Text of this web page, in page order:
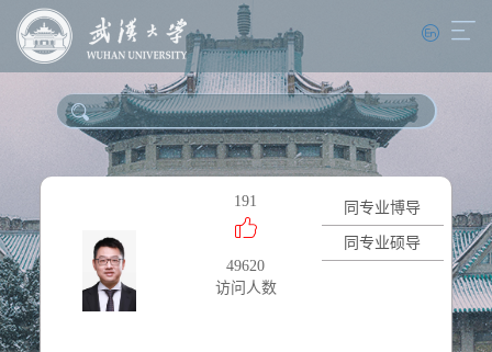
191
49620
访问人数
同专业博导
同专业硕导